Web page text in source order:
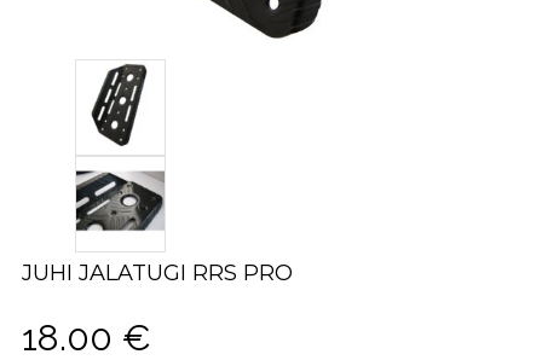
JUHI JALATUGI RRS PRO
18.00 €